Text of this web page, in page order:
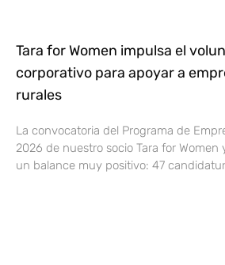
Tara for Women impulsa el
corporativo para apoyar a
rurales
La convocatoria del Programa de
2026 de nuestro socio Tara for Women
un balance muy positivo: 47